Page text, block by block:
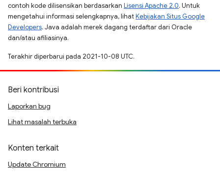
contoh kode dilisensikan berdasarkan Lisensi Apache 2.0. Untuk
mengetahui informasi selengkapnya, lihatKebijakan Situs Google
Developers. Java adalah merek dagang terdaftar dari Oracle
dan/atau afiliasinya.
Terakhir diperbarui pada 2021-10-08 UTC.
Beri kontribusi
Laporkan bug
Lihat masalah terbuka
Konten terkait
Update Chromium